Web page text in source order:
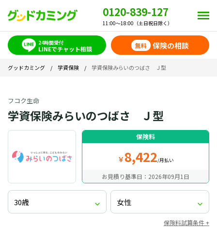
0120-839-127
11:00～18:00（土日祝日除く）
24時間受付
LINEでチャット相談 無料 保険の相談
グッドカミング / 学資保険 / 学資保険みらいのつばさ Ｊ型
フコク生命
学資保険みらいのつばさ Ｊ型
保険料
￥8,422/月払い
お見積り基準日：2026年09月1日
保険料試算条件